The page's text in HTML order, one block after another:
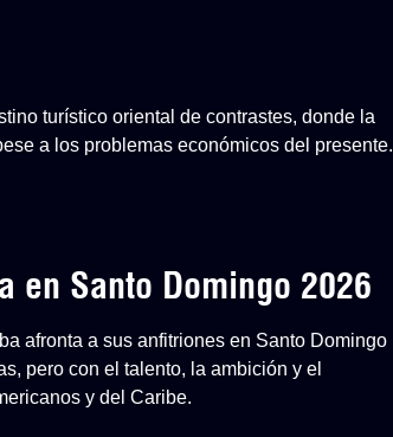
turístico oriental de contrastes, donde la
a los problemas económicos del presente.
en Santo Domingo 2026
afronta a sus anfitriones en Santo Domingo
pero con el talento, la ambición y el
y del Caribe.